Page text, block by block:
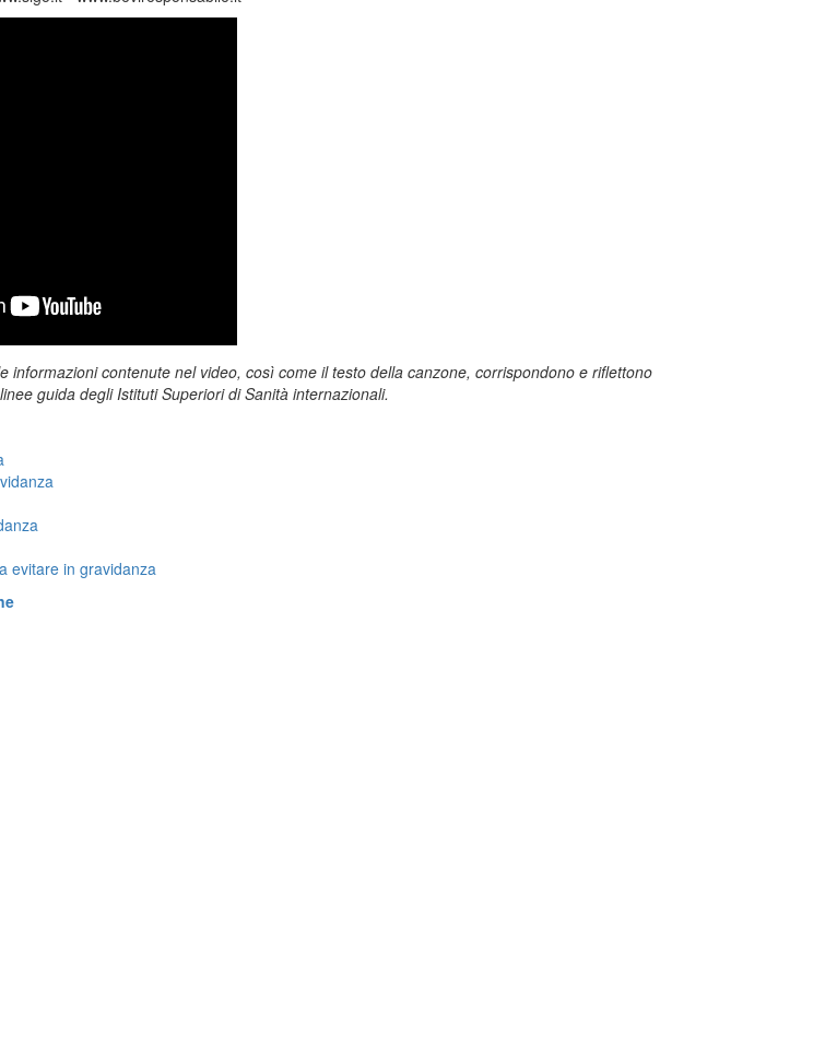
informazioni contenute nel video, così come il testo della canzone, corrispondono e riflettono
guida degli Istituti Superiori di Sanità internazionali.
evitare in gravidanza